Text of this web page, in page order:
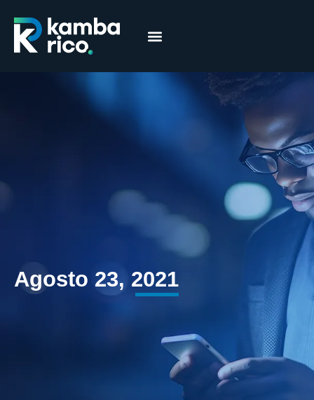
Agosto 23, 2021